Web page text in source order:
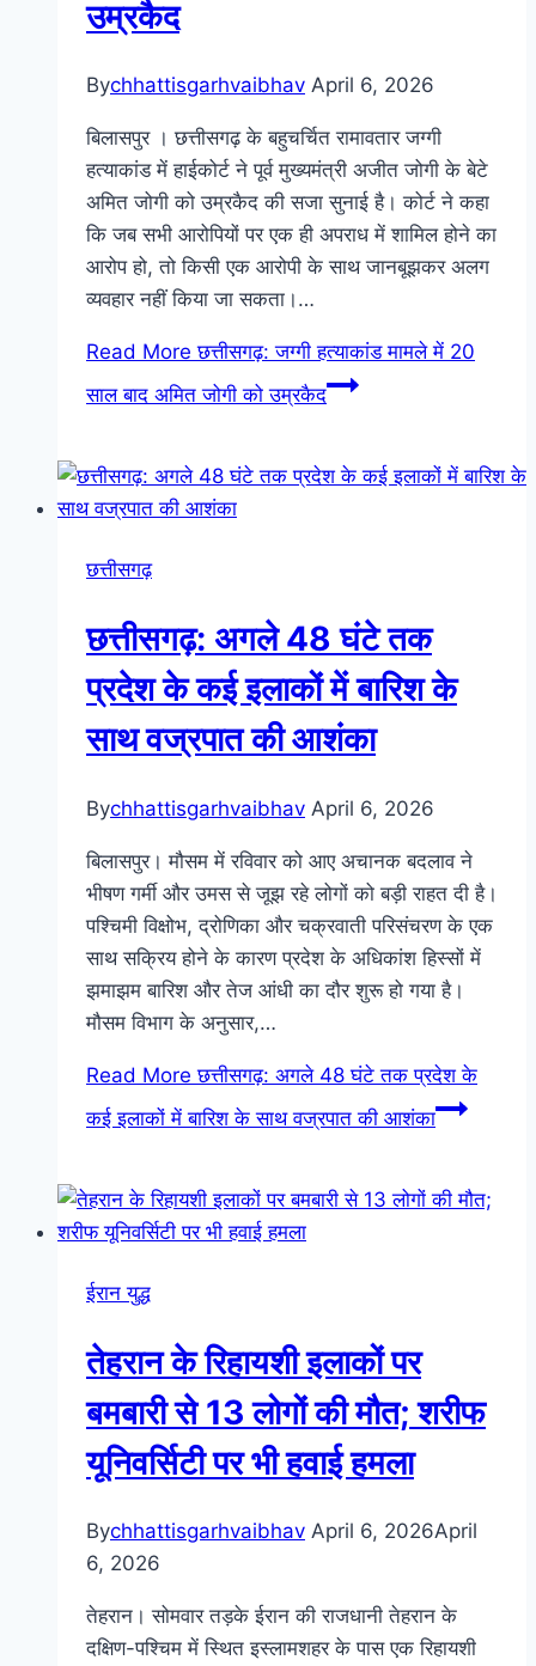
उम्रकैद
Bychhattisgarhvaibhav April 6, 2026
बिलासपुर । छत्तीसगढ़ के बहुचर्चित रामावतार जग्गी
हत्याकांड में हाईकोर्ट ने पूर्व मुख्यमंत्री अजीत जोगी के बेटे
अमित जोगी को उम्रकैद की सजा सुनाई है। कोर्ट ने कहा
कि जब सभी आरोपियों पर एक ही अपराध में शामिल होने का
आरोप हो, तो किसी एक आरोपी के साथ जानबूझकर अलग
व्यवहार नहीं किया जा सकता।…
Read More छत्तीसगढ़: जग्गी हत्याकांड मामले में 20
साल बाद अमित जोगी को उम्रकैद
छत्तीसगढ़
छत्तीसगढ़: अगले 48 घंटे तक
प्रदेश के कई इलाकों में बारिश के
साथ वज्रपात की आशंका
Bychhattisgarhvaibhav April 6, 2026
बिलासपुर। मौसम में रविवार को आए अचानक बदलाव ने
भीषण गर्मी और उमस से जूझ रहे लोगों को बड़ी राहत दी है।
पश्चिमी विक्षोभ, द्रोणिका और चक्रवाती परिसंचरण के एक
साथ सक्रिय होने के कारण प्रदेश के अधिकांश हिस्सों में
झमाझम बारिश और तेज आंधी का दौर शुरू हो गया है।
मौसम विभाग के अनुसार,…
Read More छत्तीसगढ़: अगले 48 घंटे तक प्रदेश के
कई इलाकों में बारिश के साथ वज्रपात की आशंका
ईरान युद्ध
तेहरान के रिहायशी इलाकों पर
बमबारी से 13 लोगों की मौत; शरीफ
यूनिवर्सिटी पर भी हवाई हमला
Bychhattisgarhvaibhav April 6, 2026April
6, 2026
तेहरान। सोमवार तड़के ईरान की राजधानी तेहरान के
दक्षिण-पश्चिम में स्थित इस्लामशहर के पास एक रिहायशी